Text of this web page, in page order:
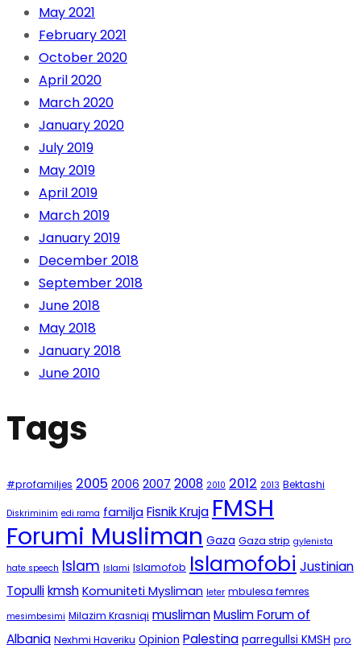
May 2021
February 2021
October 2020
April 2020
March 2020
January 2020
July 2019
May 2019
April 2019
March 2019
January 2019
December 2018
September 2018
June 2018
May 2018
January 2018
June 2010
Tags
#profamiljes 2005 2006 2007 2008 2010 2012 2013 Bektashi
Diskriminim edi rama familja Fisnik Kruja FMSH
Forumi Musliman Gaza Gaza strip gylenista
hate speech Islam Islami Islamofob Islamofobi Justinian
Topullikmsh Komuniteti Mysliman leter mbulesa femres
mesimbesimi Milazim Krasniqi muslimanMuslim Forum of
Albania Nexhmi Haveriku Opinion Palestina parregullsi KMSH pro